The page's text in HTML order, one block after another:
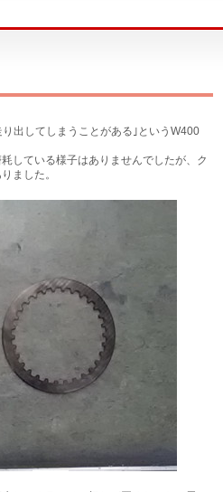
出してしまうことがある｣というW400
している様子はありませんでしたが、ク
ました。